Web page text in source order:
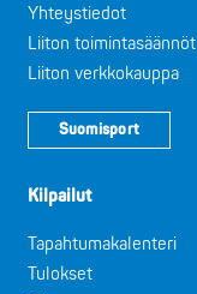
Yhteystiedot
Liiton toimintasäännöt
Liiton verkkokauppa
Suomisport
Kilpailut
Tapahtumakalenteri
Tulokset